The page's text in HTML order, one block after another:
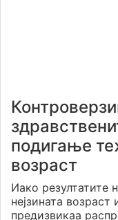
подигање
возраст
Иако резултатите
нејзината возраст
предизвикаа